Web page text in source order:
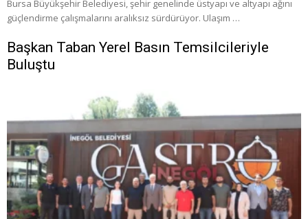
Bursa Büyükşehir Belediyesi, şehir genelinde üstyapı ve altyapı ağını
güçlendirme çalışmalarını aralıksız sürdürüyor. Ulaşım …
Başkan Taban Yerel Basın Temsilcileriyle
Buluştu